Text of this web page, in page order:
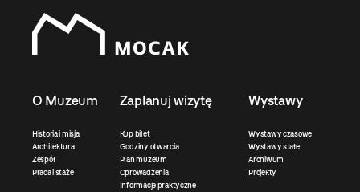
O Muzeum
Historia i misja
Architektura
Zespół
Praca i staże
Zaplanuj wizytę
Kup bilet
Godziny otwarcia
Plan muzeum
Oprowadzenia
Informacje praktyczne
Wystawy
Wystawy czasowe
Wystawy stałe
Archiwum
Projekty